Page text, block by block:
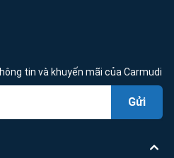
tin và khuyến mãi của Carmudi
Gửi